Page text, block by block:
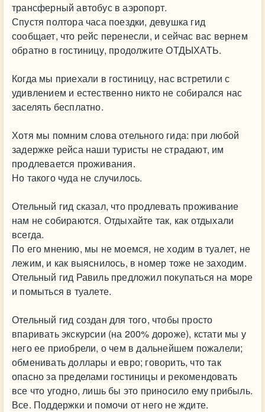
трансферный автобус в аэропорт.
Спустя полтора часа поездки, девушка гид
сообщает, что рейс перенесли, и сейчас вас вернем
обратно в гостиницу, продолжите ОТДЫХАТЬ.
Когда мы приехали в гостиницу, нас встретили с
удивлением и естественно никто не собирался нас
заселять бесплатно.
Хотя мы помним слова отельного гида: при любой
задержке рейса наши туристы не страдают, им
продлевается проживания.
Но такого чуда не случилось.
Отельный гид сказал, что продлевать проживание
нам не собираются. Отдыхайте так, как отдыхали
всегда.
По его мнению, мы не моемся, не ходим в туалет, не
лежим, и как выяснилось, в номер тоже не заходим.
Отельный гид Равиль предложил покупаться на море
и помыться в туалете.
Отельный гид создан для того, чтобы просто
впаривать экскурсии (на 200% дороже), кстати мы у
него ее приобрели, о чем в дальнейшем пожалели;
обменивать доллары и евро; говорить, что так
опасно за пределами гостиницы и рекомендовать
все что угодно, лишь бы это приносило ему прибыль.
Все. Поддержки и помочи от него не ждите.